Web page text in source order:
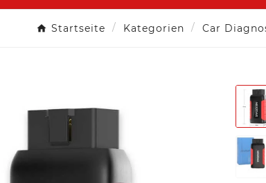
Startseite Kategorien Car